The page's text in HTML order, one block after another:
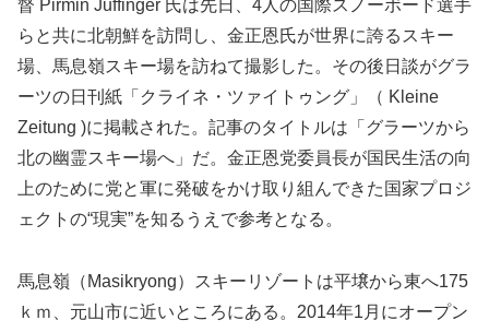
督 Pirmin Juffinger 氏は先日、4人の国際スノーボード選手
らと共に北朝鮮を訪問し、金正恩氏が世界に誇るスキー
場、馬息嶺スキー場を訪ねて撮影した。その後日談がグラ
ーツの日刊紙「クライネ・ツァイトゥング」（ Kleine
Zeitung )に掲載された。記事のタイトルは「グラーツから
北の幽霊スキー場へ」だ。金正恩党委員長が国民生活の向
上のために党と軍に発破をかけ取り組んできた国家プロジ
ェクトの“現実”を知るうえで参考となる。
馬息嶺（Masikryong）スキーリゾートは平壌から東へ175
ｋｍ、元山市に近いところにある。2014年1月にオープン